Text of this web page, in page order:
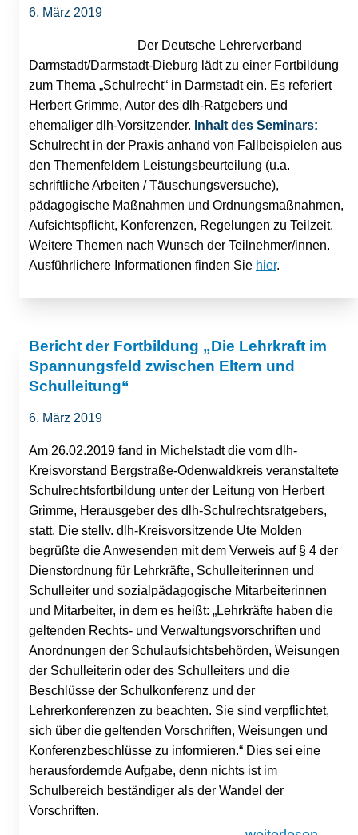
6. März 2019
Der Deutsche Lehrerverband
Darmstadt/Darmstadt-Dieburg lädt zu einer Fortbildung
zum Thema „Schulrecht“ in Darmstadt ein. Es referiert
Herbert Grimme, Autor des dlh-Ratgebers und
ehemaliger dlh-Vorsitzender. Inhalt des Seminars:
Schulrecht in der Praxis anhand von Fallbeispielen aus
den Themenfeldern Leistungsbeurteilung (u.a.
schriftliche Arbeiten / Täuschungsversuche),
pädagogische Maßnahmen und Ordnungsmaßnahmen,
Aufsichtspflicht, Konferenzen, Regelungen zu Teilzeit.
Weitere Themen nach Wunsch der Teilnehmer/innen.
Ausführlichere Informationen finden Sie hier.
Bericht der Fortbildung „Die Lehrkraft im
Spannungsfeld zwischen Eltern und
Schulleitung“
6. März 2019
Am 26.02.2019 fand in Michelstadt die vom dlh-
Kreisvorstand Bergstraße-Odenwaldkreis veranstaltete
Schulrechtsfortbildung unter der Leitung von Herbert
Grimme, Herausgeber des dlh-Schulrechtsratgebers,
statt. Die stellv. dlh-Kreisvorsitzende Ute Molden
begrüßte die Anwesenden mit dem Verweis auf § 4 der
Dienstordnung für Lehrkräfte, Schulleiterinnen und
Schulleiter und sozialpädagogische Mitarbeiterinnen
und Mitarbeiter, in dem es heißt: „Lehrkräfte haben die
geltenden Rechts- und Verwaltungsvorschriften und
Anordnungen der Schulaufsichtsbehörden, Weisungen
der Schulleiterin oder des Schulleiters und die
Beschlüsse der Schulkonferenz und der
Lehrerkonferenzen zu beachten. Sie sind verpflichtet,
sich über die geltenden Vorschriften, Weisungen und
Konferenzbeschlüsse zu informieren.“ Dies sei eine
herausfordernde Aufgabe, denn nichts ist im
Schulbereich beständiger als der Wandel der
Vorschriften.